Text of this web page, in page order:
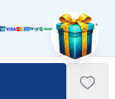
| Reliefers Digital